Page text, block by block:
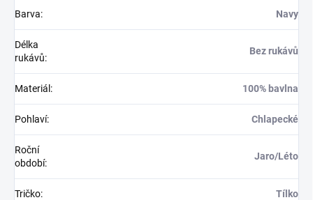
Barva: Navy
Délka
rukávů:
Bez rukávů
Materiál : 100% bavlna
Pohlaví: Chlapecké
Roční
období:
Jaro/Léto
Tričko: Tílko